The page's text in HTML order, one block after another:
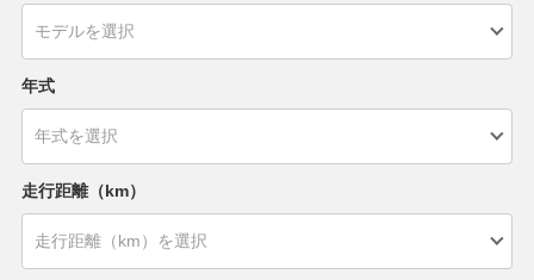
年式
走行距離（km）